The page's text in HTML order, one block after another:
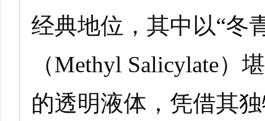
经典地位，其中以“冬
（Methyl Salicylate）
的透明液体，凭借其